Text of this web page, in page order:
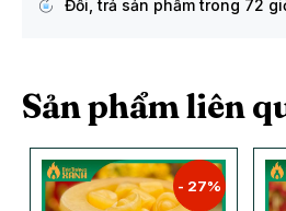
Đổi, trả sản phẩm trong 72
Sản phẩm liên
- 27%